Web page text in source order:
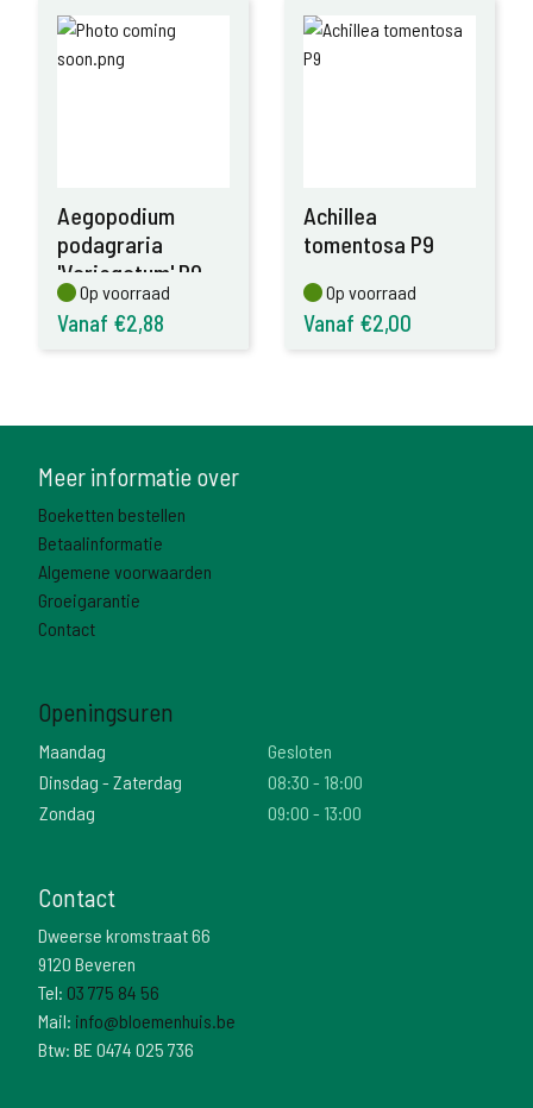
Aegopodium
podagraria
'Variegatum' P9
Op voorraad
Op voorraad
Vanaf €2,88
Achillea
tomentosa P9
Op voorraad
Op voorraad
Vanaf €2,00
Meer informatie over
Boeketten bestellen
Betaalinformatie
Algemene voorwaarden
Groeigarantie
Contact
Openingsuren
Maandag
Gesloten
Dinsdag - Zaterdag
08:30 - 18:00
Zondag
09:00 - 13:00
Contact
Dweerse kromstraat 66
9120 Beveren
Tel: 03 775 84 56
Mail: info@bloemenhuis.be
Btw: BE 0474 025 736